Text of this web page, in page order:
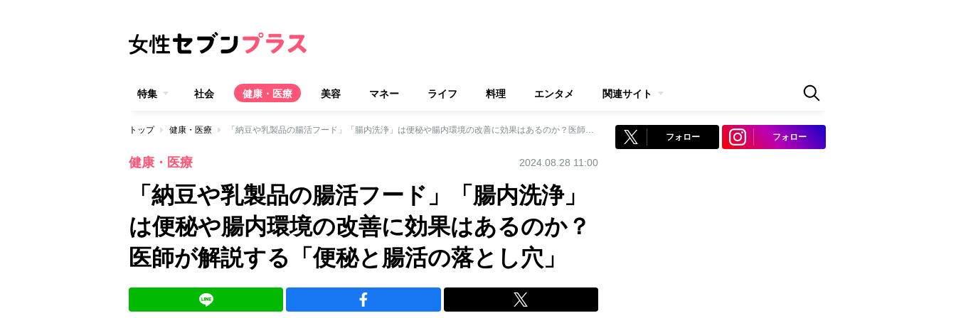
特集 社会 健康・医療 美容 マネー ライフ 料理 エンタメ 関連サイト
トップ 健康・医療 「納豆や乳製品の腸活フード」「腸内洗浄」は便秘や腸内環境の改善に効果はあるのか？医師が解説する「便秘と腸活の落とし穴」
健康・医療 2024.08.28 11:00
「納豆や乳製品の腸活フード」「腸内洗浄」
は便秘や腸内環境の改善に効果はあるのか？
医師が解説する「便秘と腸活の落とし穴」
フォロー フォロー